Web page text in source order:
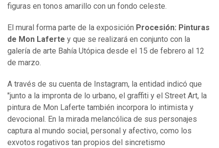
figuras en tonos amarillo con un fondo celeste.
El mural forma parte de la exposición Procesión: Pinturas
de Mon Laferte y que se realizará en conjunto con la
galería de arte Bahía Utópica desde el 15 de febrero al 12
de marzo.
A través de su cuenta de Instagram, la entidad indicó que
"junto a la impronta de lo urbano, el graffiti y el Street Art, la
pintura de Mon Laferte también incorpora lo intimista y
devocional. En la mirada melancólica de sus personajes
captura al mundo social, personal y afectivo, como los
exvotos rogativos tan propios del sincretismo